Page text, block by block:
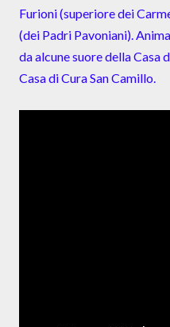
Furioni (superiore dei
(dei Padri Pavoniani).
da alcune suore della Casa
Casa di Cura San Camillo.